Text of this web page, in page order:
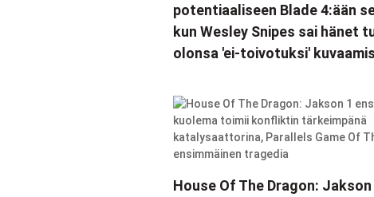
potentiaaliseen Blade 4:ään
kun Wesley Snipes sai hänet
olonsa 'ei-toivotuksi'
House Of The Dragon: Jakson